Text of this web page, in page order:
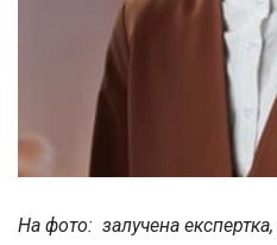
На фото: залучена